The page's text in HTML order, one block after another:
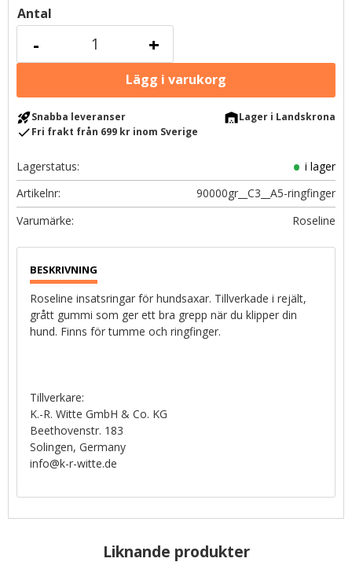
Antal
+
-
rocket_launchSnabba leveranser warehouseLager i Landskrona
checkFri frakt från 699 kr inom Sverige
Lagerstatus
i lager
Artikelnr
90000gr__C3__A5-ringfinger
Roseline
Roseline insatsringar för hundsaxar. Tillverkade i rejält,
grått gummi som ger ett bra grepp när du klipper din
hund. Finns för tumme och ringfinger.
Tillverkare:
K.-R. Witte GmbH & Co. KG
Beethovenstr. 183
Solingen, Germany
info@k-r-witte.de
Liknande produkter